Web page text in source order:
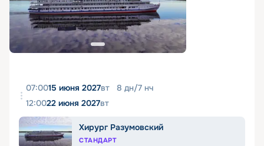
07:0015 июня 2027вт 8 дн/7 нч
12:0022 июня 2027вт
Хирург Разумовский
СТАНДАРТ